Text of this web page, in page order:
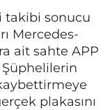
takibi sonucu
Mercedes-
ait sahte APP
plakasını